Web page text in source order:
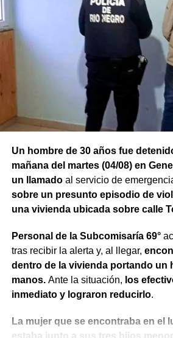
Un hombre de 30 años fue
mañana del martes (04/08) en
un llamadoal servicio de
sobre un presunto episodio de
una vivienda ubicada sobre calle
Personal de la Subcomisaría 69°
tras recibir la alerta y, al llegar,
dentro de la vivienda portando un
manos. Ante la situación, los
inmediato y lograron reducirlo.
La mujer que se encontraba en el
estaba junto a sus tres hijos